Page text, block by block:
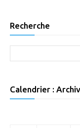
Recherche
Calendrier :